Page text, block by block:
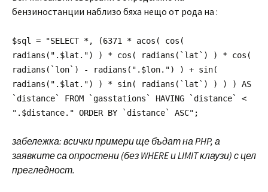
бензиностанции наблизо бяха нещо от рода на :
$sql = "SELECT *, (6371 * acos( cos(
radians(".$lat.") ) * cos( radians(`lat`) ) * cos(
radians(`lon`) - radians(".$lon.") ) + sin(
radians(".$lat.") ) * sin( radians(`lat`) ) ) ) AS
`distance` FROM `gasstations` HAVING `distance` <
".$distance." ORDER BY `distance` ASC";
забележка: всички примери ще бъдат на PHP, а
заявките са опростени (без WHERE и LIMIT клаузи) с цел
прегледност.